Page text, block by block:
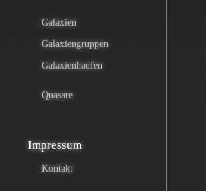
Galaxien
Galaxiengruppen
Galaxienhaufen
Quasare
Impressum
Kontakt